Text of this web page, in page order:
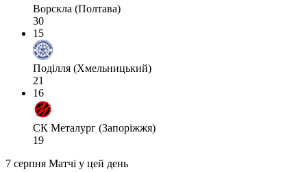
Ворскла (Полтава)
30
15
Поділля (Хмельницький)
21
16
СК Металург (Запоріжжя)
19
7 серпня Матчі у цей день